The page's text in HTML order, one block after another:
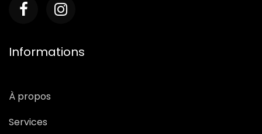
Informations
À propos
Services